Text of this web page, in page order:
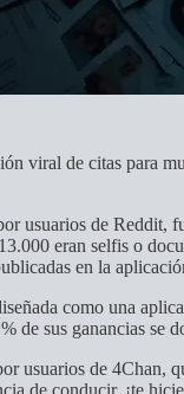
viral de citas para
usuarios de Reddit,
eran selfis o
en la
como una
de sus ganancias
usuarios de 4Chan,
de conducir, ¡te